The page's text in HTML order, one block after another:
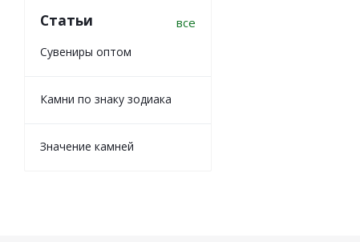
Статьи все
Сувениры оптом
Камни по знаку зодиака
Значение камней